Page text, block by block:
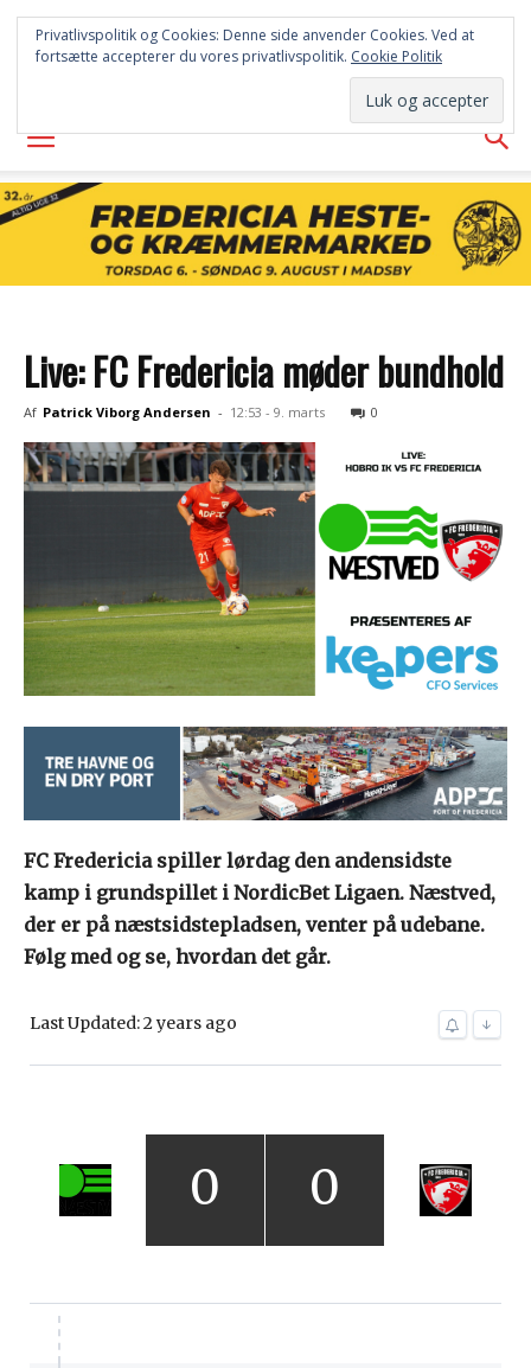
FREDERICIA
AVISEN
Live: FC Fredericia møder bundhold
Af Patrick Viborg Andersen - 12:53 - 9. marts 0
FC Fredericia spiller lørdag den andensidste
kamp i grundspillet i NordicBet Ligaen. Næstved,
der er på næstsidstepladsen, venter på udebane.
Følg med og se, hvordan det går.
Last Updated: 2 years ago ↓
0 0
Privatlivspolitik og Cookies: Denne side anvender Cookies. Ved at
fortsætte accepterer du vores privatlivspolitik. Cookie Politik